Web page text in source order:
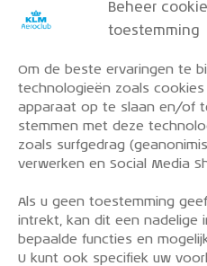
Beheer cookie
toestemming
Om de beste ervaringen te
technologieën zoals
apparaat op te slaan en/of
stemmen met deze
zoals surfgedrag
verwerken en Social Media
Als u geen toestemming
intrekt, kan dit een nadelige
bepaalde functies en
U kunt ook specifiek uw
OVER DE
Word lid van de KLM
lid of vliegend lid. Ook